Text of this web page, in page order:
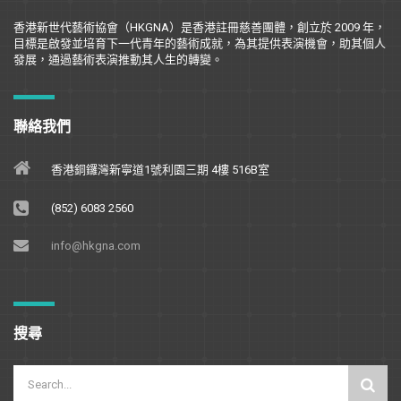
香港新世代藝術協會（HKGNA）是香港註冊慈善團體，創立於 2009 年，
目標是啟發並培育下一代青年的藝術成就，為其提供表演機會，助其個人
發展，通過藝術表演推動其人生的轉變。
聯絡我們
香港銅鑼灣新寧道1號利園三期 4樓 516B室
(852) 6083 2560
info@hkgna.com
搜尋